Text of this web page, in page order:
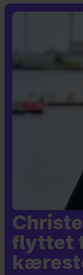
flyttet